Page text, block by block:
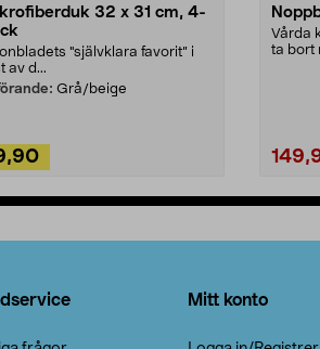
32 x 31 cm, 4-
"självklara favorit” i
av d...
Grå/beige
Vårda
ta bort
Mitt konto